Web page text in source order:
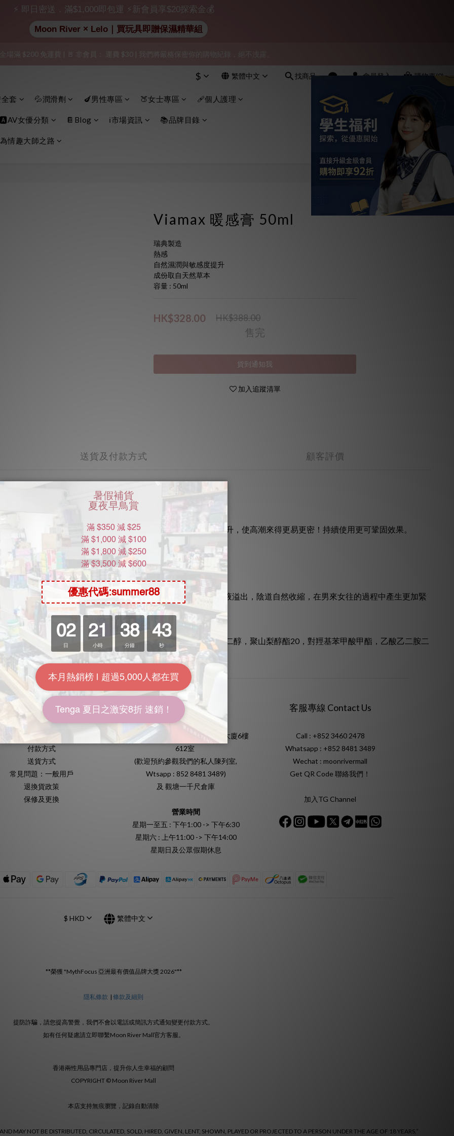
貨」（無店鋪資訊、一般紙箱）、隱私保護、加密付款、立即註冊成為會員！
貨」（無店鋪資訊、一般紙箱）、隱私保護、加密付款、立即註冊成為會員！
加入會員即享$20購物金  訂單商品好評再享$15購物金
場滿 $200 免運費 | 🚪 非會員： 運費 $30 | 我們將嚴格保密你的購物紀錄，絕不洩露。
貨」（無店鋪資訊、一般紙箱）、隱私保護、加密付款、立即註冊成為會員！
$ 繁體中文 找商品 會員登入 購物車(0)
套 💦潤滑劑 🍆男性專區 🍑女士專區 🩹個人護理
🅰️AV女優分類 📔Blog ℹ️市場資訊 📚品牌目錄
情趣大師之路
Viamax 暖感膏 50ml
瑞典製造
熱感
自然濕潤與敏感度提升
成份取自天然草本
容量 : 50ml
HK$328.00 HK$388.00
售完
貨到通知我
加入追蹤清單
送貨及付款方式 顧客評價
商品描述
取物，以增加私處微細血管供血，達致自然濕潤與敏感度提升，使高潮來得更易更密！持續使用更可鞏固效果。
供血，達致自然濕潤與敏感度提升，使高潮來得更易更密！
壁，按摩5分鐘後有麻脹充血感，陰道壁敏感度增加，加速愛液溢出，陰道自然收縮，在男來女往的過程中產生更加緊
，薄荷油，野生山藥萃取物，紫松果菊萃取物，卡波姆，丙二醇，聚山梨醇酯20，對羥基苯甲酸甲酯，乙酸乙二胺二
常用資訊
付款方式
送貨方式
常見問題：一般用戶
退換貨政策
保修及更換
地址
香港九龍灣宏照道25號源發工業大廈6樓
612室
(歡迎預約參觀我們的私人陳列室,
Wtsapp : 852 8481 3489)
及 觀塘一千尺倉庫
營業時間
星期一至五 : 下午1:00 -> 下午6:30
星期六 : 上午11:00 -> 下午14:00
星期日及公眾假期休息
客服專線 Contact Us
Call : +852 3460 2478
Whatsapp : +852 8481 3489
Wechat : moonrivermall
Get QR Code 聯絡我們！
加入TG Channel
$ HKD 繁體中文
**榮獲 "MythFocus 亞洲最有價值品牌大獎 2026"**
隱私條款 | 條款及細則
提防詐騙，請您提高警覺，我們不會以電話或簡訊方式通知變更付款方式。
如有任何疑慮請立即聯繫Moon River Mall官方客服。
香港兩性用品專門店，提升你人生幸福的顧問
COPYRIGHT © Moon River Mall
本店支持無痕瀏覽，記錄自動清除
MAY NOT BE DISTRIBUTED, CIRCULATED, SOLD, HIRED, GIVEN, LENT, SHOWN, PLAYED OR PROJECTED TO A PERSON UNDER THE AGE OF 18 YEARS.”
⚡ 即日密送．滿$1,000即包運 ⚡新會員享$20探索金💰
Moon River × Lelo｜買玩具即贈保濕精華組